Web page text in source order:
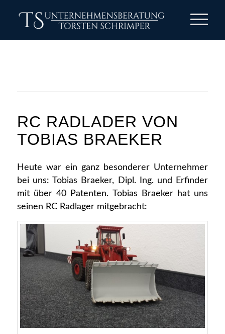
RC RADLADER VON
TOBIAS BRAEKER
Heute war ein ganz besonderer Unternehmer
bei uns: Tobias Braeker, Dipl. Ing. und Erfinder
mit über 40 Patenten. Tobias Braeker hat uns
seinen RC Radlager mitgebracht: